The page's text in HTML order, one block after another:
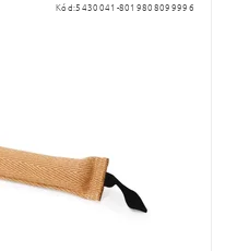
Kód:5430041-8019808099996